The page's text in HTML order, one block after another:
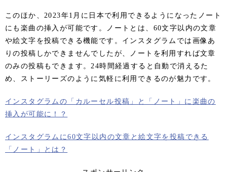
このほか、2023年1月に日本で利用できるようになったノート
にも楽曲の挿入が可能です。ノートとは、60文字以内の文章
や絵文字を投稿できる機能です。インスタグラムでは画像あ
りの投稿しかできませんでしたが、ノートを利用すれば文章
のみの投稿もできます。24時間経過すると自動で消えるた
め、ストーリーズのように気軽に利用できるのが魅力です。
インスタグラムの「カルーセル投稿」と「ノート」に楽曲の
挿入が可能に！？
インスタグラムに60文字以内の文章と絵文字を投稿できる
「ノート」とは？